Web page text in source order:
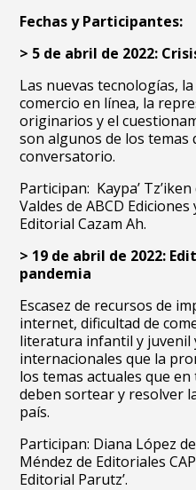
Fechas y Participantes:
> 5 de abril de 2022:
Las nuevas tecnologías,
comercio en línea, la
originarios y el
son algunos de los temas
conversatorio.
Participan: Kaypa’
Valdes de ABCD
Editorial Cazam Ah.
> 19 de abril de 2022:
pandemia
Escasez de recursos de
internet, dificultad de
literatura infantil y juvenil
internacionales que la
los temas actuales que
deben sortear y resolver
país.
Participan: Diana López
Méndez de Editoriales
Editorial Parutz’.